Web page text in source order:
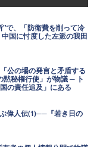
"で、「防衛費を削って冷
国に忖度した左派の我田
公の場の発言と矛盾する
黙秘権行使」が物議 ─ ト
の責任追及」にある
偉人伝(1)──『若き日の